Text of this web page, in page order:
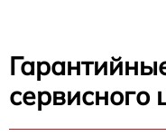
сервисного